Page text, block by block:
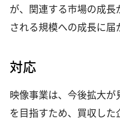
が、関連する市場の成
される規模への成長に届
対応
映像事業は、今後拡大
を目指すため、買収し